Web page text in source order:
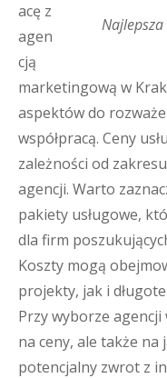
acę z
agen
cją
marketingową w
aspektów do
współpracą. Ceny
zależności od
agencji. Warto
pakiety usługowe,
dla firm
Koszty mogą
projekty, jak i
Przy wyborze
na ceny, ale także na
potencjalny zwrot z